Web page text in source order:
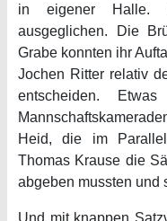
in eigener Halle.
ausgeglichen. Die
Grabe konnten ihr
Jochen Ritter relativ
entscheiden.
Heid, die im
Thomas Krause die
abgeben mussten und
Und mit knappen